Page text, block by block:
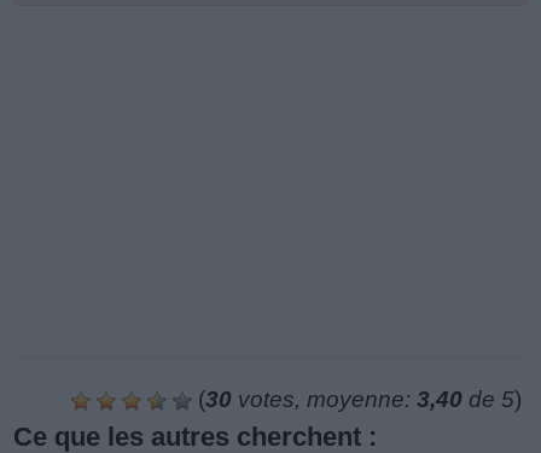
(30 votes, moyenne: 3,40 de 5)
Ce que les autres cherchent :